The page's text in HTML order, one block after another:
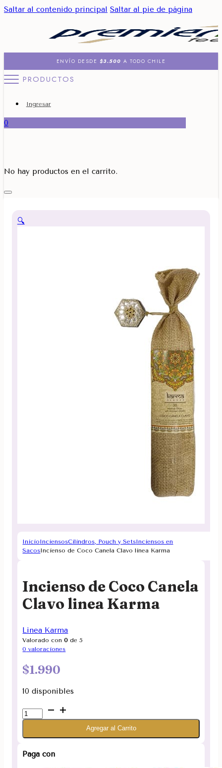
Saltar al contenido principal Saltar al pie de página
ENVÍO DESDE $3.500 A TODO CHILE
PRODUCTOS
Ingresar
0
No hay productos en el carrito.
🔍
InicioInciensosCilindros, Pouch y SetsInciensos en
SacosIncienso de Coco Canela Clavo linea Karma
Incienso de Coco Canela
Clavo linea Karma
Linea Karma
Valorado con0 de 5
0 valoraciones
$1.990
10 disponibles
Incienso
de
Clavo
Agregar al Carrito
Paga con